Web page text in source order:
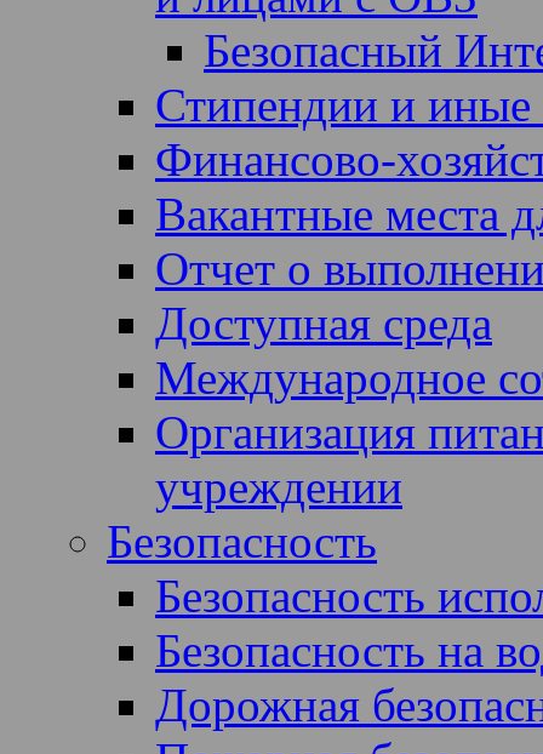
Безопасный
Стипендии и иные
Финансово-
Вакантные места
Отчет о
Доступная среда
Международное
Организация
учреждении
Безопасность
Безопасность
Безопасность на
Дорожная